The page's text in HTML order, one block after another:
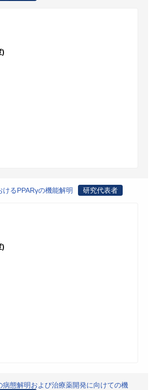
)
るPPARγの機能解明 研究代表者
)
病態解明および治療薬開発に向けての機